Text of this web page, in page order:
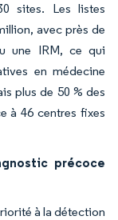
sites. Les listes
avec près de
une IRM, ce qui
en médecine
plus de 50 % des
à 46 centres fixes
précoce
à la détection